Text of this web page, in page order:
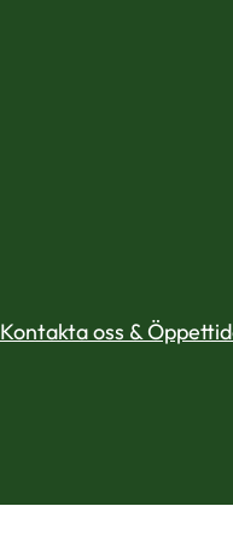
Kontakta oss &